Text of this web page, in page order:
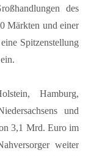
des
Märkten und einer
Spitzenstellung
Hamburg,
und
3,1 Mrd. Euro im
weiter